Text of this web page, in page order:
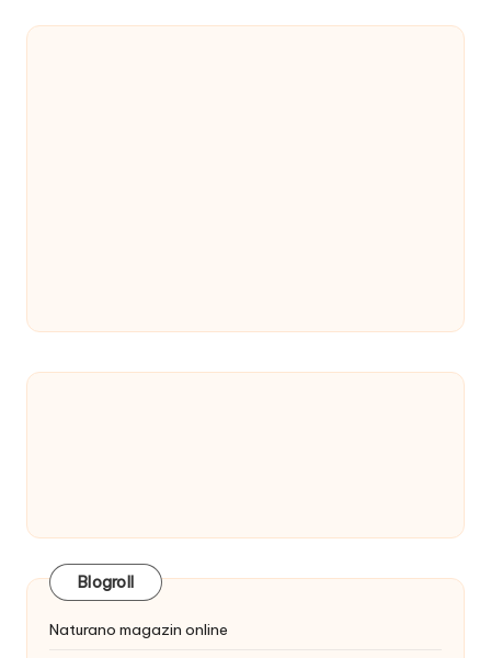
Blogroll
Naturano magazin online